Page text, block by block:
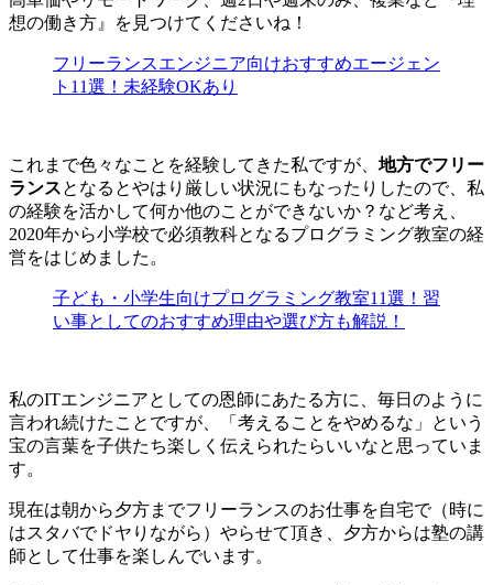
想の働き方』を見つけてくださいね！
フリーランスエンジニア向けおすすめエージェン
ト11選！未経験OKあり
これまで色々なことを経験してきた私ですが、 地方でフリー
ランスとなるとやはり厳しい状況にもなったりしたので、私
の経験を活かして何か他のことができないか？など考え、
2020年から小学校で必須教科となるプログラミング教室の経
営をはじめました 。
子ども・小学生向けプログラミング教室11選！習
い事としてのおすすめ理由や選び方も解説！
私のITエンジニアとしての恩師にあたる方に、毎日のように
言われ続けたことですが、「 考えることをやめるな 」という
宝の言葉を子供たち楽しく伝えられたらいいなと思っていま
す。
現在は朝から夕方までフリーランスのお仕事を自宅で（時に
はスタバでドヤりながら）やらせて頂き、 夕方からは塾の講
師として仕事を楽しんでいます。